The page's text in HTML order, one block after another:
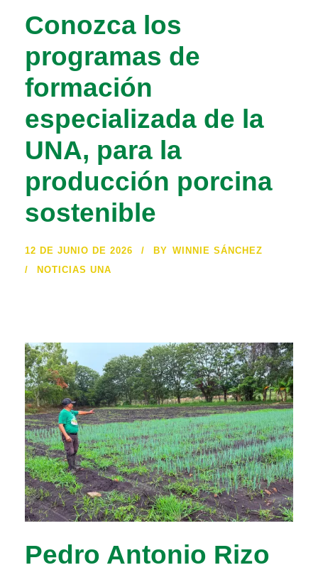
Conozca los
programas de
formación
especializada de la
UNA, para la
producción porcina
sostenible
12 DE JUNIO DE 2026 BY WINNIE SÁNCHEZ
NOTICIAS UNA
Pedro Antonio Rizo